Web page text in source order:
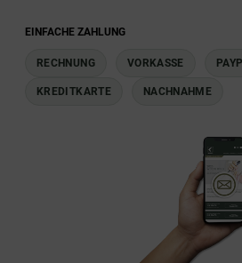
EINFACHE ZAHLUNG
RECHNUNG VORKASSE
KREDITKARTE NACHNAHME